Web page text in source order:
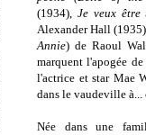
(1934), Je veux être
Alexander Hall
Annie) de Raoul
marquent l'apogée
l'actrice et star Mae
dans le vaudeville à...
Née dans une